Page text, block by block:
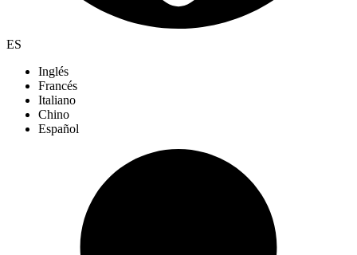
ES
Inglés
Francés
Italiano
Chino
Español